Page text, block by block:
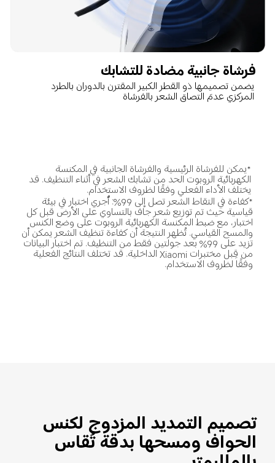
فرشاة جانبية مضادة للتشابك
يضمن تصميمها ذو القطر الكبير المقترن بالدوران بالطرد
المركزي عدمَ التصاق الشعر بالفرشاة
*يمكن للفرشاة الرئيسية والفرشاة الجانبية في المكنسة
الكهربائية الروبوت الحد من تشابك الشعر في أثناء التنظيف. قد
يختلف الأداء الفعلي وفقًا لظروف الاستخدام.
*كفاءة في التقاط الشعر تصل إلى 99%: أُجري اختبار في بيئة
قياسية حيث تم توزيع شعر جاف بالتساوي على الأرض قبل كل
اختبار، مع ضبط المكنسة الكهربائية الروبوت على وضع الكنس
والمسح القياسي. تُظهر النتيجة أن كفاءة تنظيف الشعر يمكن أن
تزيد على 99% بعد جولتين فقط من التنظيف. تم اختبار البيانات
من قِبل مختبرات Xiaomi الداخلية. قد تختلف النتائج الفعلية
وفقًا لظروف الاستخدام.
تصميم التمديد المزدوج لكنس
الحواف ومسحها بدقة تُقاس